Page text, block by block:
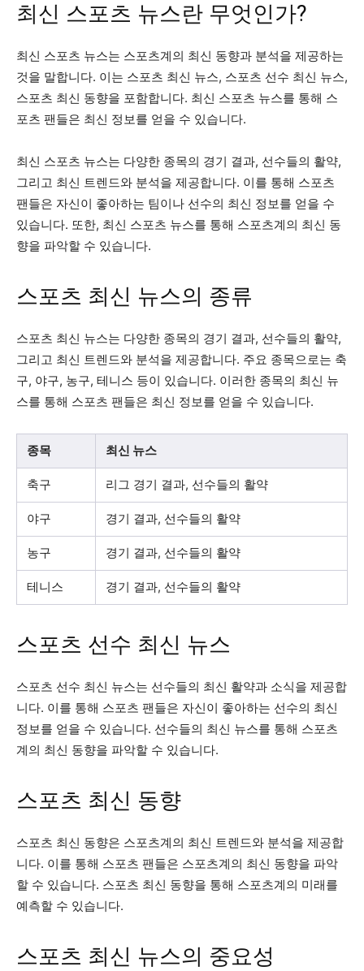
최신 스포츠 뉴스란 무엇인가?
최신 스포츠 뉴스는 스포츠계의 최신 동향과 분석을 제공하는
것을 말합니다. 이는 스포츠 최신 뉴스, 스포츠 선수 최신 뉴스,
스포츠 최신 동향을 포함합니다. 최신 스포츠 뉴스를 통해 스
포츠 팬들은 최신 정보를 얻을 수 있습니다.
최신 스포츠 뉴스는 다양한 종목의 경기 결과, 선수들의 활약,
그리고 최신 트렌드와 분석을 제공합니다. 이를 통해 스포츠
팬들은 자신이 좋아하는 팀이나 선수의 최신 정보를 얻을 수
있습니다. 또한, 최신 스포츠 뉴스를 통해 스포츠계의 최신 동
향을 파악할 수 있습니다.
스포츠 최신 뉴스의 종류
스포츠 최신 뉴스는 다양한 종목의 경기 결과, 선수들의 활약,
그리고 최신 트렌드와 분석을 제공합니다. 주요 종목으로는 축
구, 야구, 농구, 테니스 등이 있습니다. 이러한 종목의 최신 뉴
스를 통해 스포츠 팬들은 최신 정보를 얻을 수 있습니다.
종목 최신 뉴스
축구 리그 경기 결과, 선수들의 활약
야구 경기 결과, 선수들의 활약
농구 경기 결과, 선수들의 활약
테니스 경기 결과, 선수들의 활약
스포츠 선수 최신 뉴스
스포츠 선수 최신 뉴스는 선수들의 최신 활약과 소식을 제공합
니다. 이를 통해 스포츠 팬들은 자신이 좋아하는 선수의 최신
정보를 얻을 수 있습니다. 선수들의 최신 뉴스를 통해 스포츠
계의 최신 동향을 파악할 수 있습니다.
스포츠 최신 동향
스포츠 최신 동향은 스포츠계의 최신 트렌드와 분석을 제공합
니다. 이를 통해 스포츠 팬들은 스포츠계의 최신 동향을 파악
할 수 있습니다. 스포츠 최신 동향을 통해 스포츠계의 미래를
예측할 수 있습니다.
스포츠 최신 뉴스의 중요성